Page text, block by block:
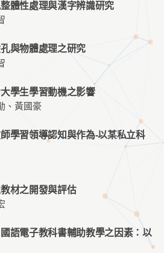
體性處理與漢字辨識研究
與物體處理之研究
學生學習動機之影響
、黃國豪
學習領導認知與作為-以某私立科
材之開發與評估
語電子教科書輔助教學之因素：以